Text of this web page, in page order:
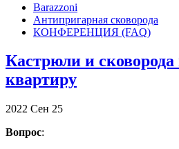
Barazzoni
Антипригарная сковорода
КОНФЕРЕНЦИЯ (FAQ)
Кастрюли и
квартиру
2022 Сен 25
Вопрос: